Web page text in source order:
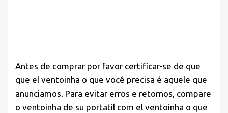
Antes de comprar por favor certificar-se de que
que el ventoinha o que você precisa é aquele que
anunciamos. Para evitar erros e retornos, compare
o ventoinha de su portatil com el ventoinha o que